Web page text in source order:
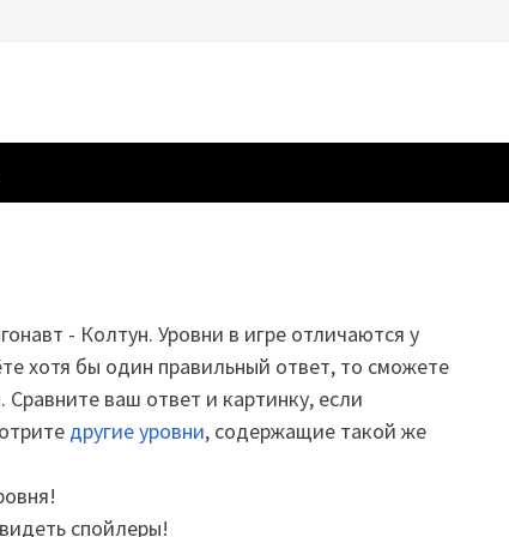
- Колтун. Уровни в игре отличаются у
хотя бы один правильный ответ, то сможете
Сравните ваш ответ и картинку, если
другие уровни, содержащие такой же
спойлеры!